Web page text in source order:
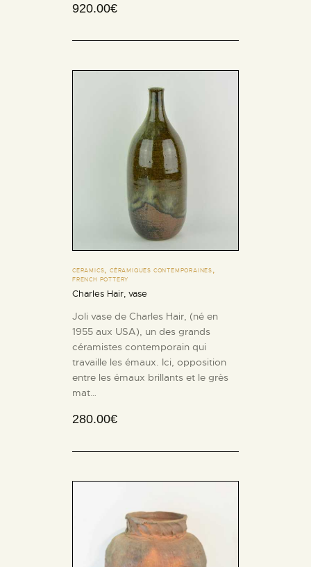
920.00€
CERAMICS,CÉRAMIQUES CONTEMPORAINES,
FRENCH POTTERY
Charles Hair, vase
Joli vase de Charles Hair, (né en
1955 aux USA), un des grands
céramistes contemporain qui
travaille les émaux. Ici, opposition
entre les émaux brillants et le grès
mat…
280.00€